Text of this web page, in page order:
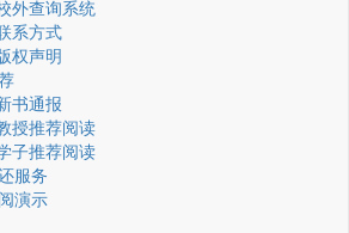
外查询系统
系方式
权声明
书通报
授推荐阅读
子推荐阅读
服务
演示